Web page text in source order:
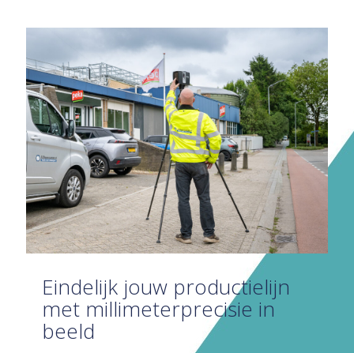
Eindelijk jouw productielijn
met millimeter­precisie in
beeld